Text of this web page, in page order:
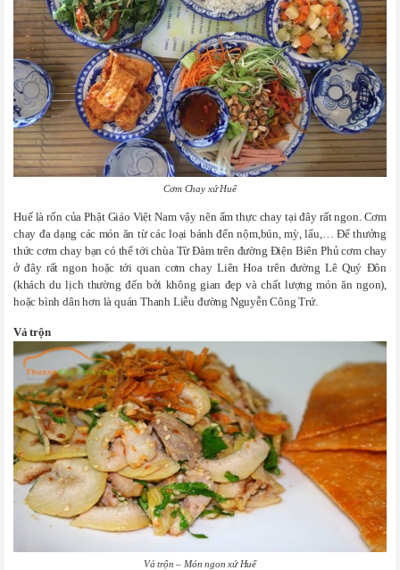
Cơm Chay xứ Huế
Huế là rốn của Phật Giáo Việt Nam vậy nên ẩm thực chay tại đây rất ngon. Cơm
chay đa dạng các món ăn từ các loại bánh đến nộm,bún, mỳ, lẩu,… Để thưởng
thức cơm chay bạn có thể tới chùa Từ Đàm trên đường Điện Biên Phủ cơm chay
ở đây rất ngon hoặc tới quan cơm chay Liên Hoa trên đường Lê Quý Đôn
(khách du lịch thường đến bởi không gian đẹp và chất lượng món ăn ngon),
hoặc bình dân hơn là quán Thanh Liễu đường Nguyễn Công Trứ.
Vả trộn
Vả trộn – Món ngon xứ Huế